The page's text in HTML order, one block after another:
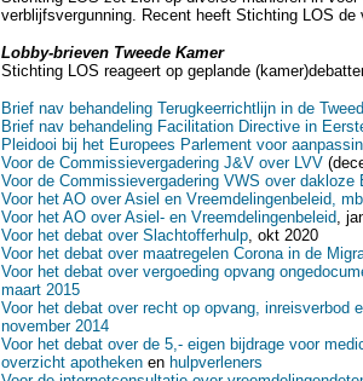
verblijfsvergunning. Recent heeft Stichting LOS de
Lobby-brieven Tweede Kamer
Stichting LOS reageert op geplande
Brief nav behandeling Terugkeerrichtlijn in de
Brief nav behandeling Facilitation Directive in
Pleidooi bij het Europees Parlement voor
Voor de Commissievergadering J&V over LVV
Voor de Commissievergadering VWS over dakloze
Voor het AO over Asiel en Vreemdelingenbeleid,
Voor het AO over Asiel- en Vreemdelingenbeleid,
Voor het debat over Slachtofferhulp, okt 2020
Voor het debat over maatregelen Corona in de
Voor het debat over vergoeding opvang
maart 2015
Voor het debat over recht op opvang, inreisverbod
november 2014
Voor het debat over de 5,- eigen bijdrage voor
overzicht apotheken en hulpverleners